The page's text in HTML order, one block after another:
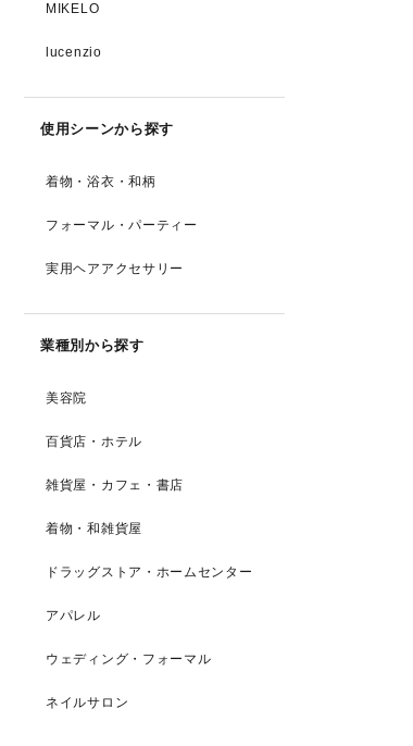
MIKELO
lucenzio
使用シーンから探す
着物・浴衣・和柄
フォーマル・パーティー
実用ヘアアクセサリー
業種別から探す
美容院
百貨店・ホテル
雑貨屋・カフェ・書店
着物・和雑貨屋
ドラッグストア・ホームセンター
アパレル
ウェディング・フォーマル
ネイルサロン